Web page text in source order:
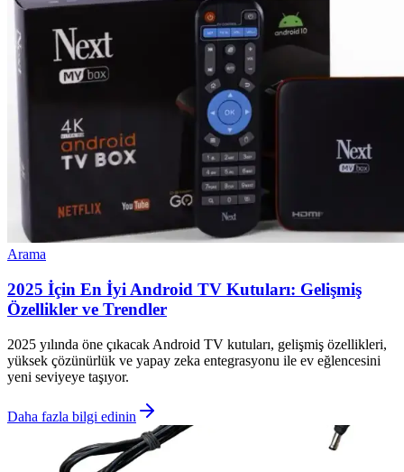
Arama
2025 İçin En İyi Android TV Kutuları: Gelişmiş
Özellikler ve Trendler
2025 yılında öne çıkacak Android TV kutuları, gelişmiş özellikleri,
yüksek çözünürlük ve yapay zeka entegrasyonu ile ev eğlencesini
yeni seviyeye taşıyor.
Daha fazla bilgi edinin